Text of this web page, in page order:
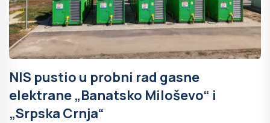
NIS pustio u probni rad gasne
elektrane „Banatsko Miloševo“ i
„Srpska Crnja“